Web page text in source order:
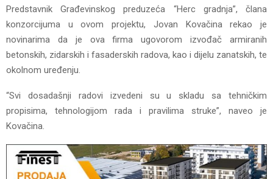
Predstavnik Građevinskog preduzeća “Herc gradnja”, člana
konzorcijuma u ovom projektu, Jovan Kovačina rekao je
novinarima da je ova firma ugovorom izvođač armiranih
betonskih, zidarskih i fasaderskih radova, kao i dijelu zanatskih, te
okolnom uređenju.
“Svi dosadašnji radovi izvedeni su u skladu sa tehničkim
propisima, tehnologijom rada i pravilima struke”, naveo je
Kovačina.